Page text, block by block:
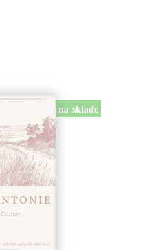
na sklade